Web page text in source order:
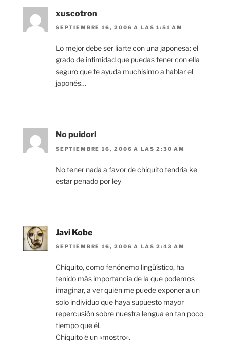
xuscotron
SEPTIEMBRE 16, 2006 A LAS 1:51 AM
Lo mejor debe ser liarte con una japonesa: el
grado de intimidad que puedas tener con ella
seguro que te ayuda muchisimo a hablar el
japonés…
No puidorl
SEPTIEMBRE 16, 2006 A LAS 2:30 AM
No tener nada a favor de chiquito tendria ke
estar penado por ley
Javi Kobe
SEPTIEMBRE 16, 2006 A LAS 2:43 AM
Chiquito, como fenónemo lingüístico, ha
tenido más importancia de la que podemos
imaginar, a ver quién me puede exponer a un
solo individuo que haya supuesto mayor
repercusión sobre nuestra lengua en tan poco
tiempo que él.
Chiquito é un «mostro».